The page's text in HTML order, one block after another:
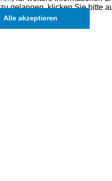
gibt.
Sie in der Kategorien-Übersicht
vorhanden) in der
gelangen, klicken Sie bitte
Alle akzeptieren